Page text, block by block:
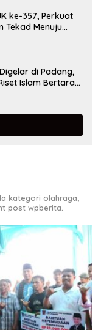
ke-357, Perkuat
Tekad Menuju
di Padang,
Islam Bertaraf
kategori olahraga,
post wpberita.